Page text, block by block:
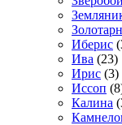
Иберис
Ива (23)
Ирис (3)
Иссоп
Калина